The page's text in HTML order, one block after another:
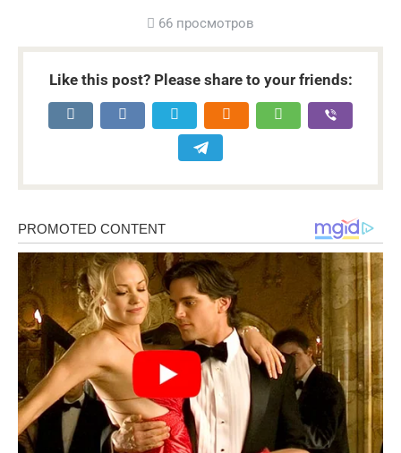
66 просмотров
Like this post? Please share to your friends: